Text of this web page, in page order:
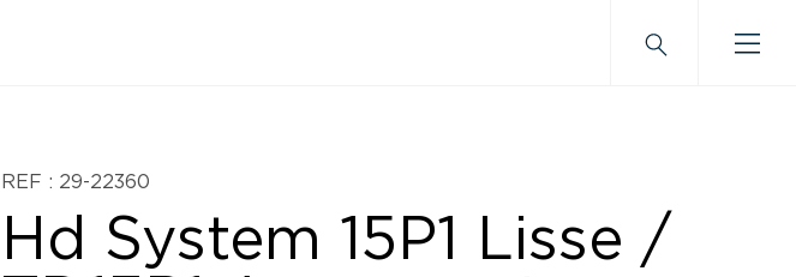
REF : 29-22360
Hd System 15P1 Lisse /